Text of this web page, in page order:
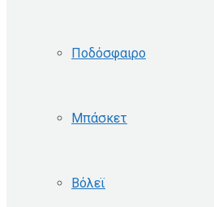
Ποδόσφαιρο
Μπάσκετ
Βόλεϊ